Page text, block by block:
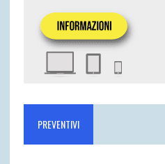
PREVENTIVI